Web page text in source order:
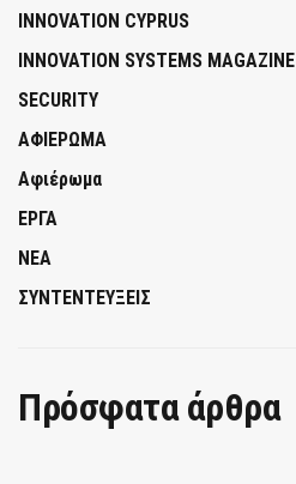
INNOVATION CYPRUS
INNOVATION SYSTEMS MAGAZINE
SECURITY
ΑΦΙΕΡΩΜΑ
Αφιέρωμα
ΕΡΓΑ
ΝΕΑ
ΣΥΝΤΕΝΤΕΥΞΕΙΣ
Πρόσφατα άρθρα